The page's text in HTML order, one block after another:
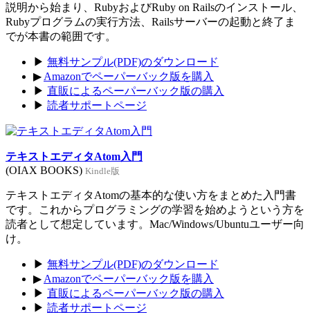
説明から始まり、RubyおよびRuby on Railsのインストール、
Rubyプログラムの実行方法、Railsサーバーの起動と終了ま
でが本書の範囲です。
▶ 無料サンプル(PDF)のダウンロード
▶ Amazonでペーパーバック版を購入
▶ 直販によるペーパーバック版の購入
▶ 読者サポートページ
テキストエディタAtom入門
(OIAX BOOKS) Kindle版
テキストエディタAtomの基本的な使い方をまとめた入門書
です。これからプログラミングの学習を始めようという方を
読者として想定しています。Mac/Windows/Ubuntuユーザー向
け。
▶ 無料サンプル(PDF)のダウンロード
▶ Amazonでペーパーバック版を購入
▶ 直販によるペーパーバック版の購入
▶ 読者サポートページ